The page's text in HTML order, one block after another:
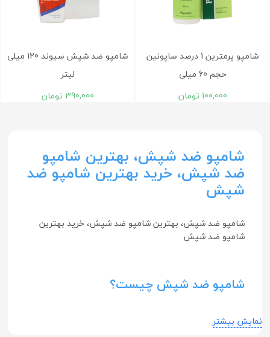
شامپو پرمترين 1 درصد ساپونين
حجم 60 ميلی
100,000 تومان
شامپو ضد شپش سیوند 120 میلی
لیتر
390,000 تومان
شامپو ضد شپش، بهترین شامپو
ضد شپش، خرید بهترین شامپو ضد
شپش
شامپو ضد شپش، بهترین شامپو ضد شپش، خرید بهترین
شامپو ضد شپش
شامپو ضد شپش چیست؟
شامپو ضد شپش نوعی شامپو برای کنترل و پیشگیری از
حشرات شپش مورد استفاده قرار می‌گیرد. به طور معمول این
نمایش بیشتر